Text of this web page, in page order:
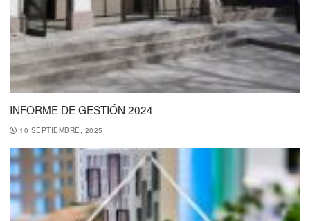
INFORME DE GESTIÓN 2024
10 SEPTIEMBRE, 2025